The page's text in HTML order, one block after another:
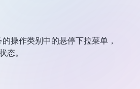
操作类别中的悬停下拉菜单，
态。